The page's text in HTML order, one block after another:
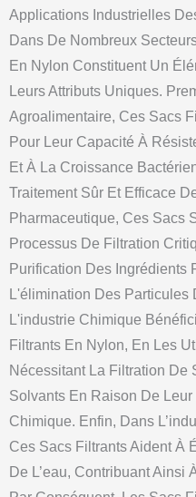
Applications Industrielles
Dans De Nombreux
En Nylon Constituent Un
Leurs Attributs Uniques.
Agroalimentaire, Ces Sacs
Pour Leur Capacité À
Et À La Croissance
Traitement Sûr Et Efficace
Pharmaceutique, Ces Sacs
Processus De Filtration
Purification Des Ingrédients
L'élimination Des Particules
L'industrie Chimique
Filtrants En Nylon, En Les
Nécessitant La Filtration De
Solvants En Raison De
Chimique. Enfin, Dans
Ces Sacs Filtrants Aident À
De L’eau, Contribuant Ainsi